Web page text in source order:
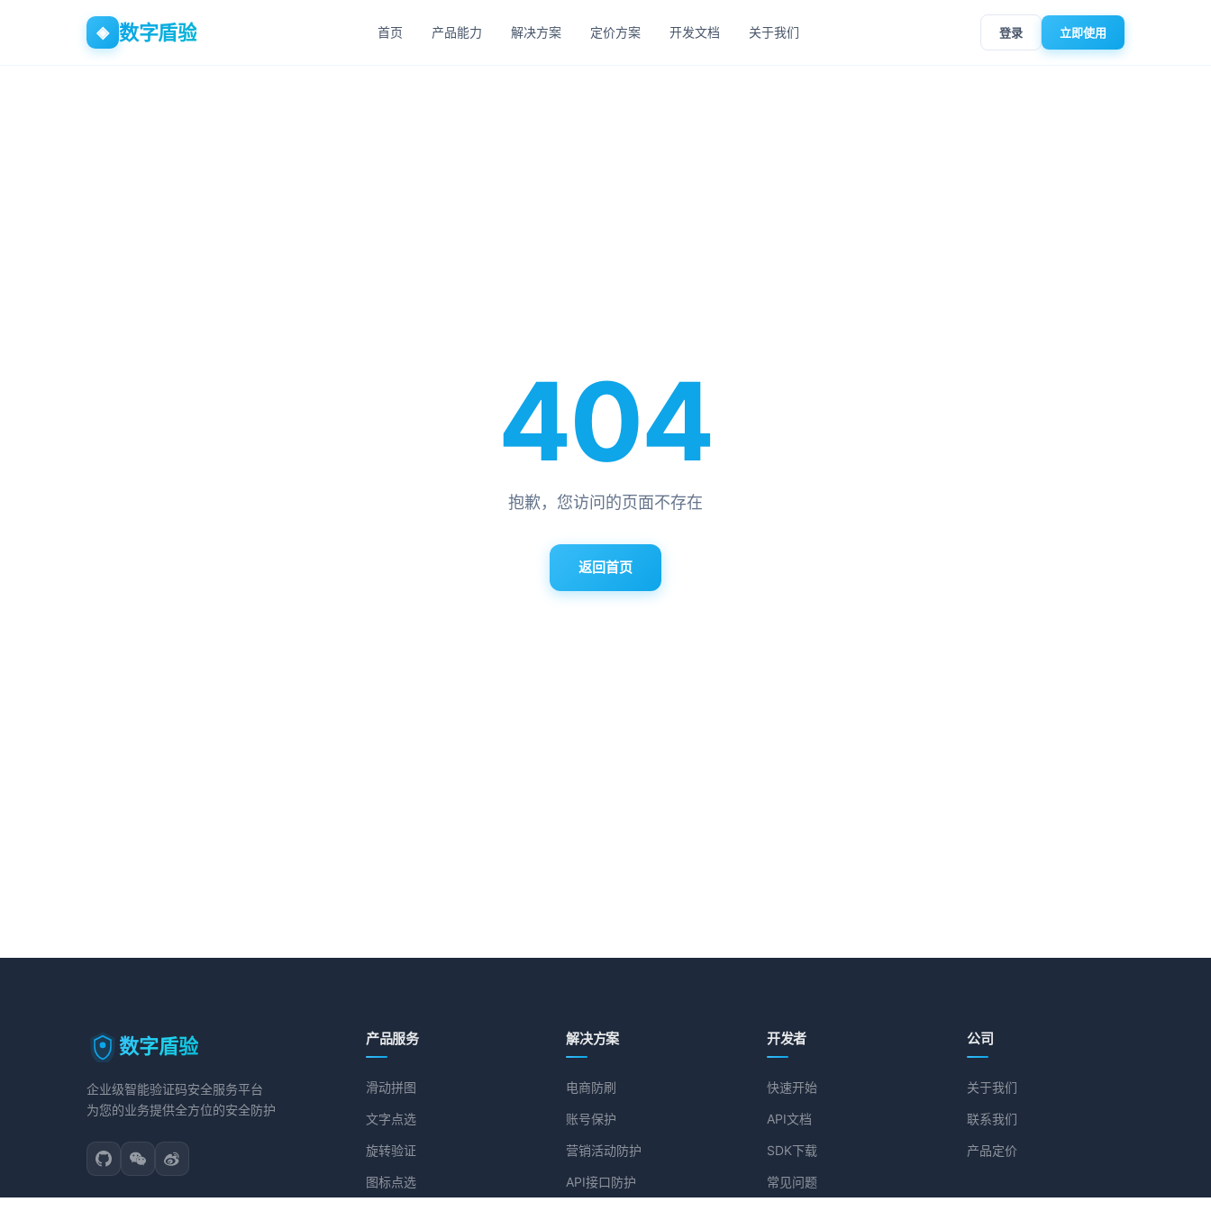
◈ 数字盾验 首页 产品能力 解决方案 定价方案 开发文档 关于我们 登录 立即使用
404
抱歉，您访问的页面不存在
返回首页
数字盾验
企业级智能验证码安全服务平台
为您的业务提供全方位的安全防护
产品服务
滑动拼图
文字点选
旋转验证
图标点选
解决方案
电商防刷
账号保护
营销活动防护
API接口防护
开发者
快速开始
API文档
SDK下载
常见问题
公司
关于我们
联系我们
产品定价